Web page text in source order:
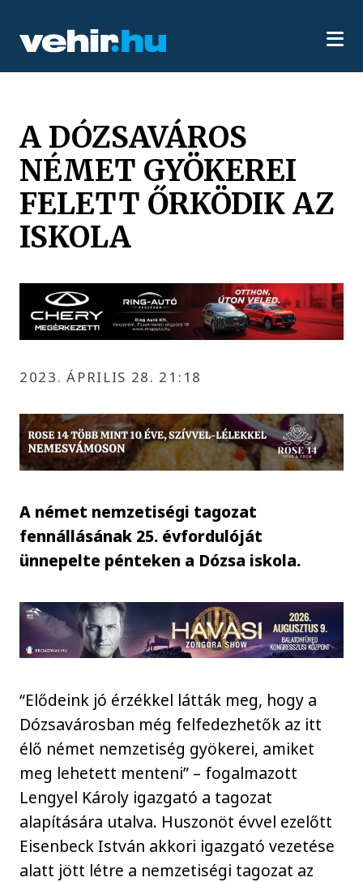
A DÓZSAVÁROS
NÉMET GYÖKEREI
FELETT ŐRKÖDIK AZ
ISKOLA
2023. ÁPRILIS 28. 21:18
A német nemzetiségi tagozat
fennállásának 25. évfordulóját
ünnepelte pénteken a Dózsa iskola.
“Elődeink jó érzékkel látták meg, hogy a
Dózsavárosban még felfedezhetők az itt
élő német nemzetiség gyökerei, amiket
meg lehetett menteni” – fogalmazott
Lengyel Károly igazgató a tagozat
alapítására utalva. Huszonöt évvel ezelőtt
Eisenbeck István akkori igazgató vezetése
alatt jött létre a nemzetiségi tagozat az